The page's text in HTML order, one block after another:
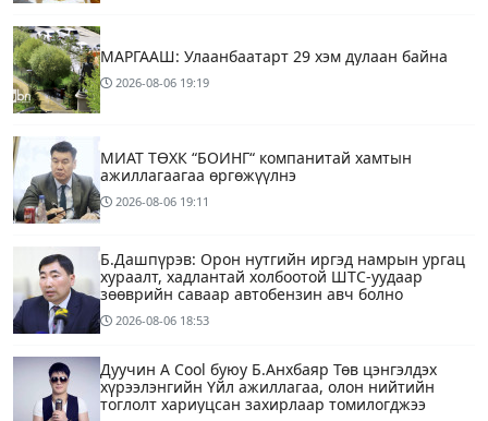
МАРГААШ: Улаанбаатарт 29 хэм дулаан байна
2026-08-06 19:19
МИАТ ТӨХК “БОИНГ“ компанитай хамтын
ажиллагаагаа өргөжүүлнэ
2026-08-06 19:11
Б.Дашпүрэв: Орон нутгийн иргэд намрын ургац
хураалт, хадлантай холбоотой ШТС-уудаар
зөөврийн саваар автобензин авч болно
2026-08-06 18:53
Дуучин A Cool буюу Б.Анхбаяр Төв цэнгэлдэх
хүрээлэнгийн Үйл ажиллагаа, олон нийтийн
тоглолт хариуцсан захирлаар томилогджээ